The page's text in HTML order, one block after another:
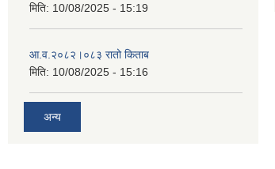
मिति: 10/08/2025 - 15:19
आ‍.व.२०८२।०८३ रातो किताब
मिति: 10/08/2025 - 15:16
अन्य